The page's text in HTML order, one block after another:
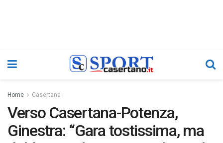
Home Casertana
Verso Casertana-Potenza,
Ginestra: “Gara tostissima, ma